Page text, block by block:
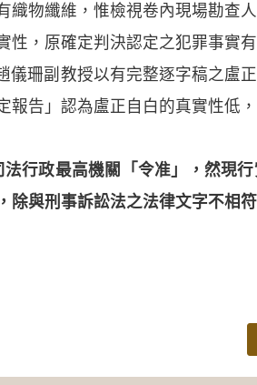
物纖維，惟檢視卷內現場勘查
性，原確定判決認定之犯罪事實有
珊副教授以有完整逐字稿之盧
告」認為盧正自白的真實性低
行政最高機關「令准」，然現
除與刑事訴訟法之法律文字不相